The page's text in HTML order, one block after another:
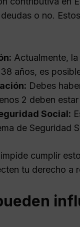
o no.
Actualmente,
años, es
Debes
2 deben
Social:
de Seguridad
cumplir
tu derecho a